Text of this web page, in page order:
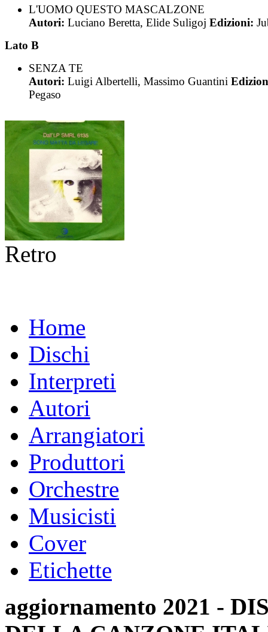
L'UOMO QUESTO MASCALZONE
Autori: Luciano Beretta, Elide Suligoj Edizioni:
Lato B
SENZA TE
Autori: Luigi Albertelli, Massimo Guantini
Pegaso
Retro
Home
Dischi
Interpreti
Autori
Arrangiatori
Produttori
Orchestre
Musicisti
Cover
Etichette
aggiornamento 2021 -